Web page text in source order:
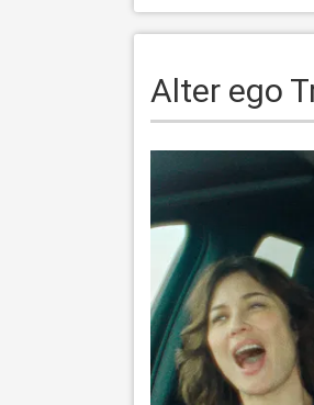
Alter ego